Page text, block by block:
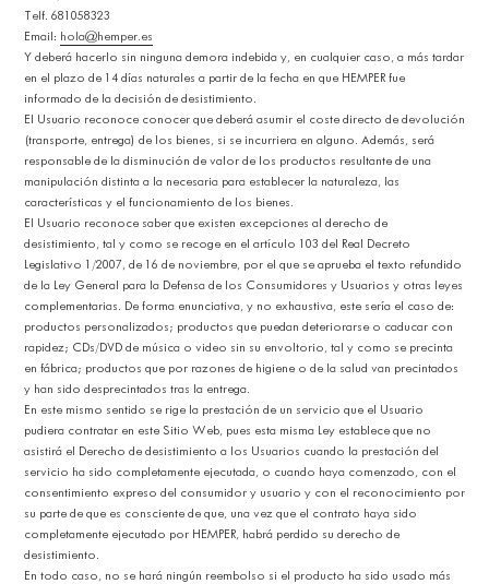
Telf. 681058323
Email: hola@hemper.es
Y deberá hacerlo sin ninguna demora indebida y, en cualquier caso, a más tardar
en el plazo de 14 días naturales a partir de la fecha en que HEMPER fue
informado de la decisión de desistimiento.
El Usuario reconoce conocer que deberá asumir el coste directo de devolución
(transporte, entrega) de los bienes, si se incurriera en alguno. Además, será
responsable de la disminución de valor de los productos resultante de una
manipulación distinta a la necesaria para establecer la naturaleza, las
características y el funcionamiento de los bienes.
El Usuario reconoce saber que existen excepciones al derecho de
desistimiento, tal y como se recoge en el artículo 103 del Real Decreto
Legislativo 1/2007, de 16 de noviembre, por el que se aprueba el texto refundido
de la Ley General para la Defensa de los Consumidores y Usuarios y otras leyes
complementarias. De forma enunciativa, y no exhaustiva, este sería el caso de:
productos personalizados; productos que puedan deteriorarse o caducar con
rapidez; CDs/DVD de música o video sin su envoltorio, tal y como se precinta
en fábrica; productos que por razones de higiene o de la salud van precintados
y han sido desprecintados tras la entrega.
En este mismo sentido se rige la prestación de un servicio que el Usuario
pudiera contratar en este Sitio Web, pues esta misma Ley establece que no
asistirá el Derecho de desistimiento a los Usuarios cuando la prestación del
servicio ha sido completamente ejecutada, o cuando haya comenzado, con el
consentimiento expreso del consumidor y usuario y con el reconocimiento por
su parte de que es consciente de que, una vez que el contrato haya sido
completamente ejecutado por HEMPER, habrá perdido su derecho de
desistimiento.
En todo caso, no se hará ningún reembolso si el producto ha sido usado más